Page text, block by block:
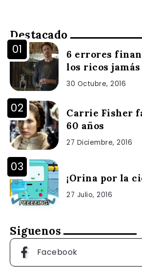
Destacado
6 errores
los ricos
30 Octubre, 2016
Carrie Fisher
60 años
27 Diciembre, 2016
¡Orina por la
27 Julio, 2016
Siguenos
Facebook